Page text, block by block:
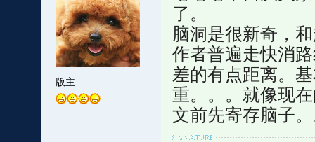
版主
了。
脑洞是很新奇，
作者普遍走快消
差的有点距离。
重。。。就像现
文前先寄存脑子